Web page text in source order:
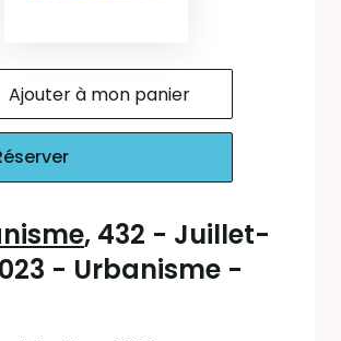
Ajouter à mon panier
, 432 - Juillet-
- Urbanisme -